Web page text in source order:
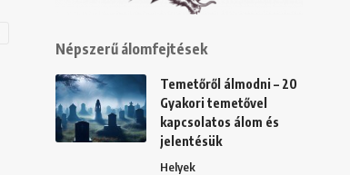
Népszerű álomfejtések
Temetőről álmodni – 20
Gyakori temetővel
kapcsolatos álom és
jelentésük
Helyek